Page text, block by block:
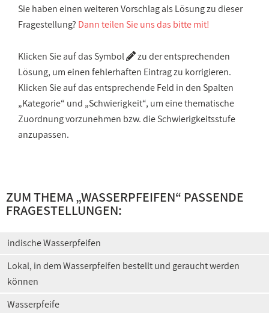
Sie haben einen weiteren Vorschlag als Lösung zu dieser
Fragestellung? Dann teilen Sie uns das bitte mit!
Klicken Sie auf das Symbol
zu der entsprechenden
Lösung, um einen fehlerhaften Eintrag zu korrigieren.
Klicken Sie auf das entsprechende Feld in den Spalten
„Kategorie“ und „Schwierigkeit“, um eine thematische
Zuordnung vorzunehmen bzw. die Schwierigkeitsstufe
anzupassen.
ZUM THEMA „WASSERPFEIFEN“ PASSENDE
FRAGESTELLUNGEN:
indische Wasserpfeifen
Lokal, in dem Wasserpfeifen bestellt und geraucht werden
können
Wasserpfeife